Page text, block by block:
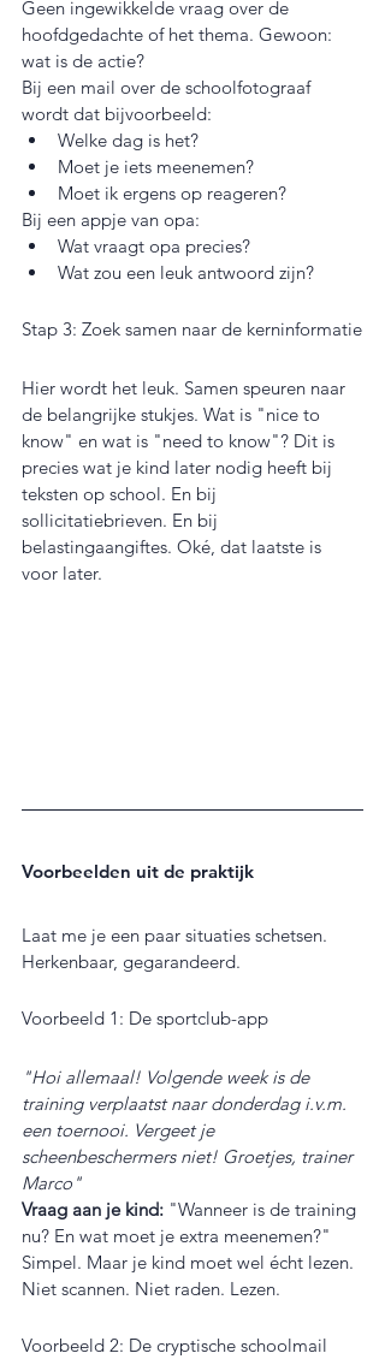
Geen ingewikkelde vraag over de
hoofdgedachte of het thema. Gewoon:
wat is de actie?
Bij een mail over de schoolfotograaf
wordt dat bijvoorbeeld:
Welke dag is het?
Moet je iets meenemen?
Moet ik ergens op reageren?
Bij een appje van opa:
Wat vraagt opa precies?
Wat zou een leuk antwoord zijn?
Stap 3: Zoek samen naar de kerninformatie
Hier wordt het leuk. Samen speuren naar
de belangrijke stukjes. Wat is "nice to
know" en wat is "need to know"? Dit is
precies wat je kind later nodig heeft bij
teksten op school. En bij
sollicitatiebrieven. En bij
belastingaangiftes. Oké, dat laatste is
voor later.
Voorbeelden uit de praktijk
Laat me je een paar situaties schetsen.
Herkenbaar, gegarandeerd.
Voorbeeld 1: De sportclub-app
"Hoi allemaal! Volgende week is de
training verplaatst naar donderdag i.v.m.
een toernooi. Vergeet je
scheenbeschermers niet! Groetjes, trainer
Marco"
Vraag aan je kind: "Wanneer is de training
nu? En wat moet je extra meenemen?"
Simpel. Maar je kind moet wel écht lezen.
Niet scannen. Niet raden. Lezen.
Voorbeeld 2: De cryptische schoolmail